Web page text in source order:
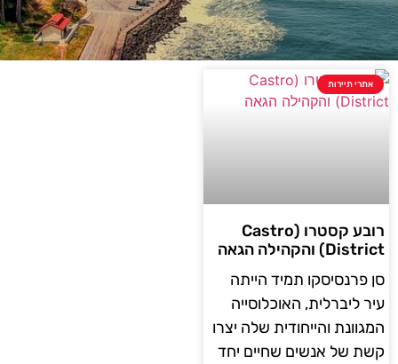
אתרי תיירות
רובע קסטרו (Castro
District) והקהילה הגאה
סן פרנסיסקו תמיד הייתה
עיר ליברלית, האוכלוסייה
המגוונת והייחודית שלה יצרו
קשת של אנשים שחיים יחד